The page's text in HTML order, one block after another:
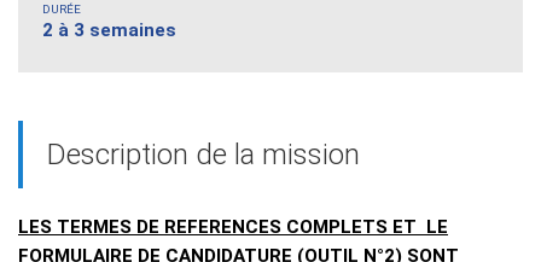
DURÉE
2 à 3 semaines
Description de la mission
LES TERMES DE REFERENCES COMPLETS ET LE
FORMULAIRE DE CANDIDATURE (OUTIL N°2) SONT